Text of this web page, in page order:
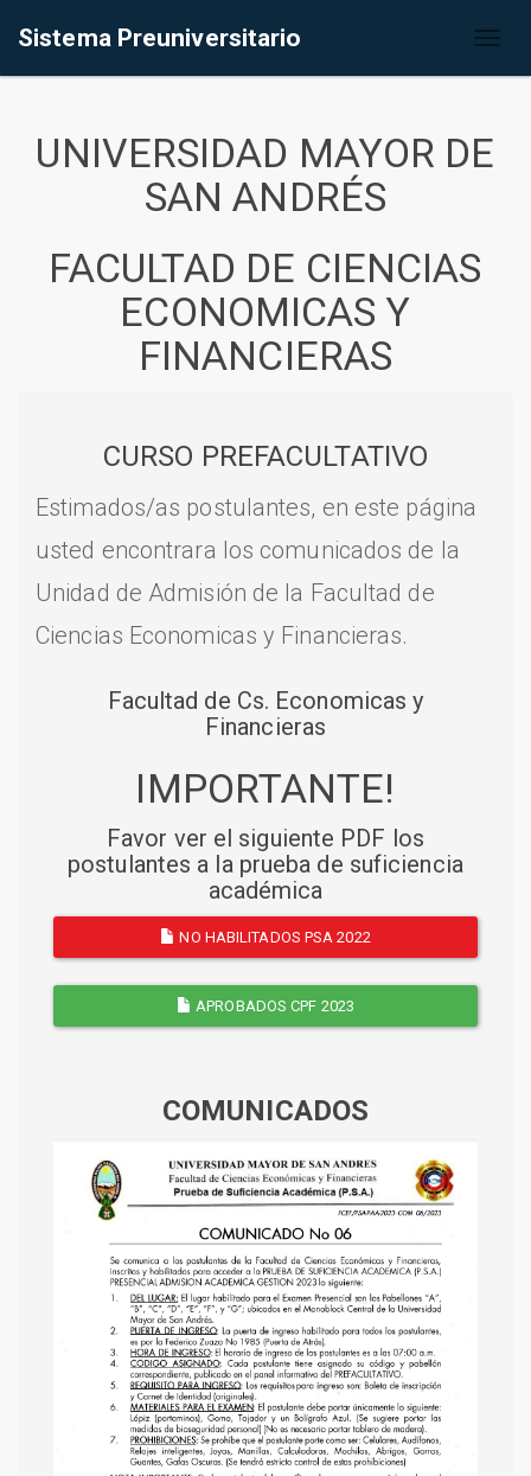
Sistema Preuniversitario
UNIVERSIDAD MAYOR DE
SAN ANDRÉS
FACULTAD DE CIENCIAS
ECONOMICAS Y
FINANCIERAS
CURSO PREFACULTATIVO
Estimados/as postulantes, en este página
usted encontrara los comunicados de la
Unidad de Admisión de la Facultad de
Ciencias Economicas y Financieras.
Facultad de Cs. Economicas y
Financieras
IMPORTANTE!
Favor ver el siguiente PDF los
postulantes a la prueba de suficiencia
académica
NO HABILITADOS PSA 2022
APROBADOS CPF 2023
COMUNICADOS